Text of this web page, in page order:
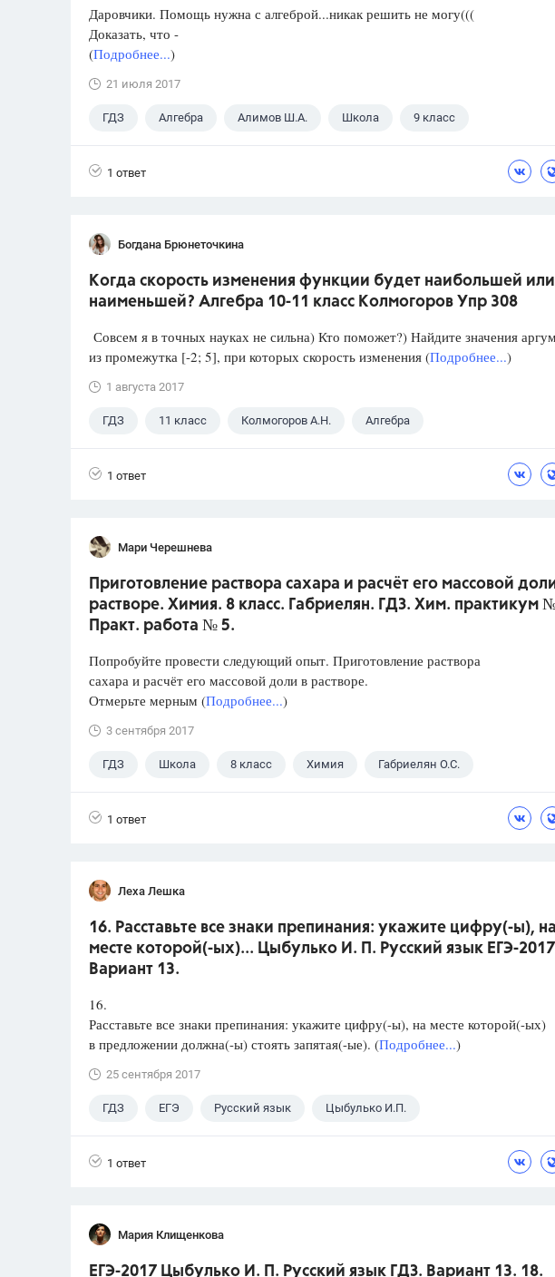
Даровчики. Помощь нужна с алгеброй...никак решить не могу(((
Доказать, что -
(Подробнее...)
21 июля 2017
ГДЗ Алгебра Алимов Ш.А. Школа 9 класс
1 ответ
Богдана Брюнеточкина
Когда скорость изменения функции будет наибольшей или
наименьшей? Алгебра 10-11 класс Колмогоров Упр 308
Совсем я в точных науках не сильна) Кто поможет?) Найдите значения
из промежутка [-2; 5], при которых скорость изменения (Подробнее...)
1 августа 2017
ГДЗ 11 класс Колмогоров А.Н. Алгебра
1 ответ
Мари Черешнева
Приготовление раствора сахара и расчёт его массовой
растворе. Химия. 8 класс. Габриелян. ГДЗ. Хим. практикум
Практ. работа № 5.
Попробуйте провести следующий опыт. Приготовление раствора
сахара и расчёт его массовой доли в растворе.
Отмерьте мерным (Подробнее...)
3 сентября 2017
ГДЗ Школа 8 класс Химия Габриелян О.С.
1 ответ
Леха Лешка
16. Расставьте все знаки препинания: укажите цифру(-ы),
месте которой(-ых)... Цыбулько И. П. Русский язык ЕГЭ-
Вариант 13.
16.
Расставьте все знаки препинания: укажите цифру(-ы), на месте которой(-ых)
в предложении должна(-ы) стоять запятая(-ые). (Подробнее...)
25 сентября 2017
ГДЗ ЕГЭ Русский язык Цыбулько И.П.
1 ответ
Мария Клищенкова
ЕГЭ-2017 Цыбулько И. П. Русский язык ГДЗ. Вариант 13. 18.